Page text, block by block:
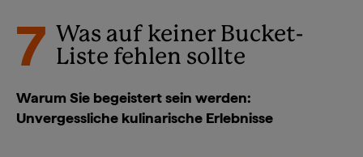
7 Was auf keiner Bucket-
Liste fehlen sollte
Warum Sie begeistert sein werden:
Unvergessliche kulinarische Erlebnisse